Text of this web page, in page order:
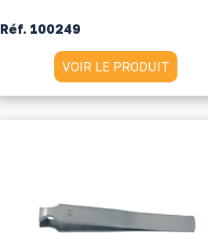
Réf. 100249
VOIR LE PRODUIT